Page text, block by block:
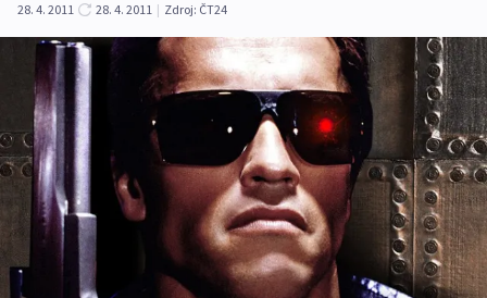
28. 4. 2011
28. 4. 2011 | Zdroj: ČT24